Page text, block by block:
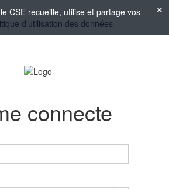
CSE recueille, utilise et partage vos
d'utilisation des données
connecte